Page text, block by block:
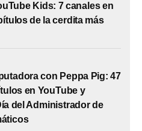
Kids: 7 canales en
de la cerdita más
con Peppa Pig: 47
en YouTube y
del Administrador de